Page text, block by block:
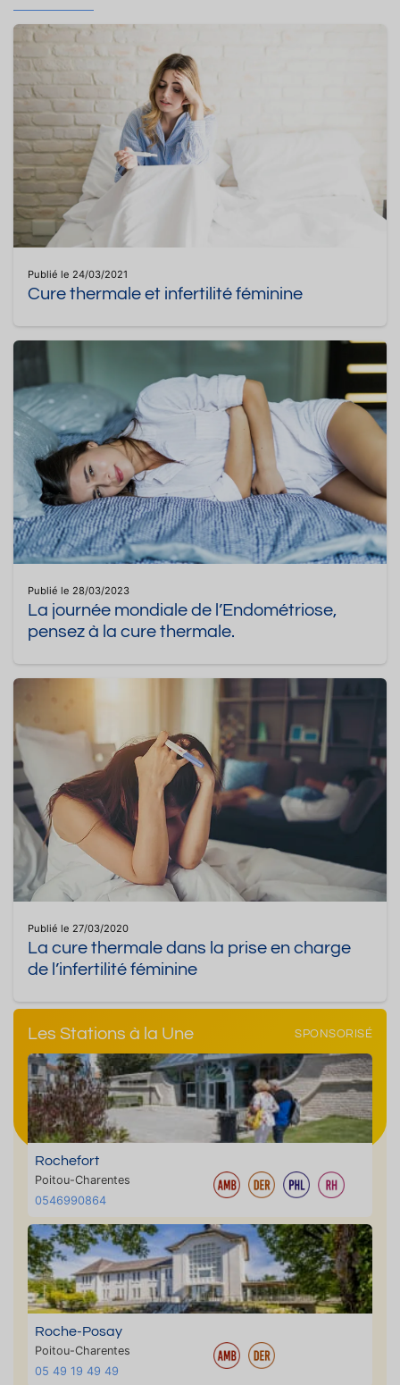
Publié le 24/03/2021
Cure thermale et infertilité féminine
Publié le 28/03/2023
La journée mondiale de l’Endométriose,
pensez à la cure thermale.
Publié le 27/03/2020
La cure thermale dans la prise en charge
de l’infertilité féminine
Les Stations à la Une SPONSORISÉ
Rochefort
Poitou-Charentes
0546990864
Roche-Posay
Poitou-Charentes
05 49 19 49 49